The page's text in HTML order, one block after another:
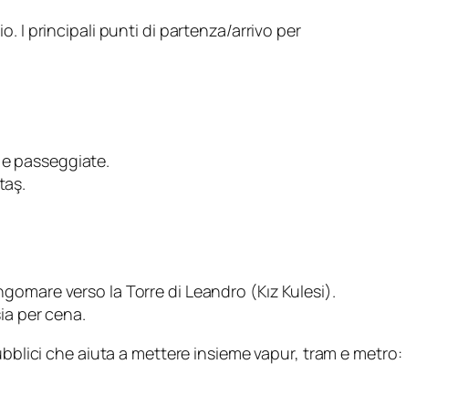
I principali punti di partenza/arrivo per
passeggiate.
verso la Torre di Leandro (Kız Kulesi).
per cena.
che aiuta a mettere insieme vapur, tram e metro: